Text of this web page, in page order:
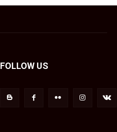
FOLLOW US